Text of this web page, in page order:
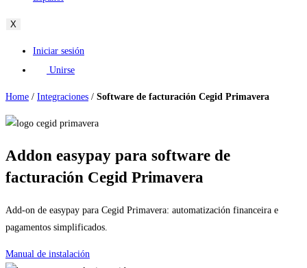
X
Iniciar sesión
Unirse
Home / Integraciones / Software de facturación Cegid Primavera
Addon easypay para software de
facturación Cegid Primavera
Add-on de easypay para Cegid Primavera: automatización financeira e
pagamentos simplificados.
Manual de instalación